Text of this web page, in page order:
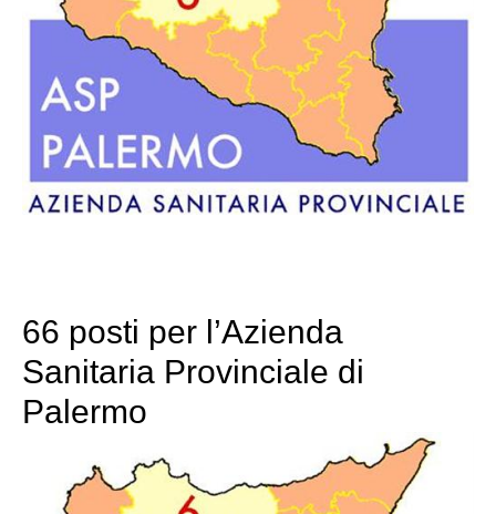
66 posti per l’Azienda
Sanitaria Provinciale di
Palermo